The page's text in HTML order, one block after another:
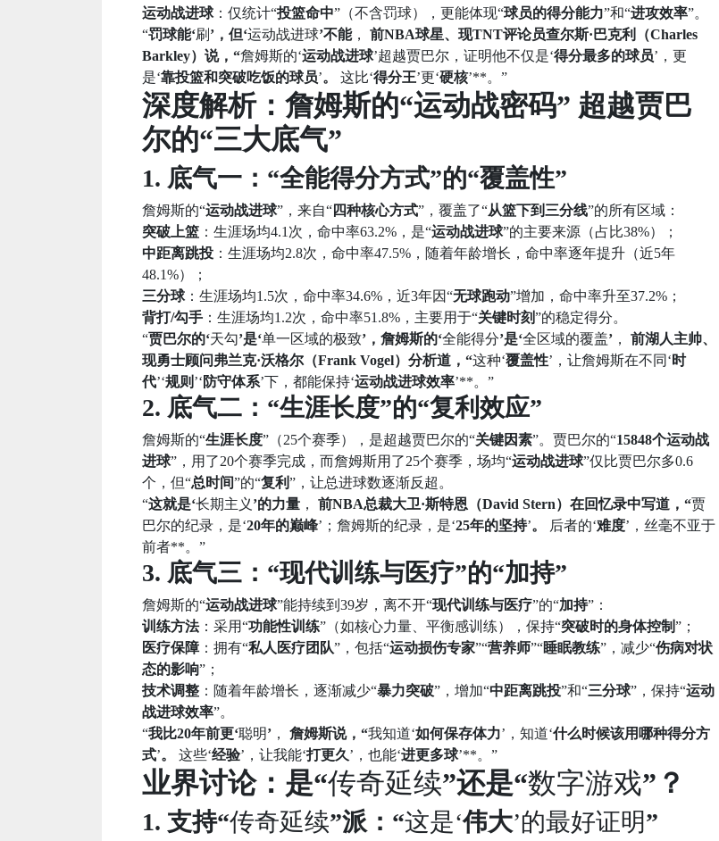
运动战进球：仅统计“投篮命中”（不含罚球），更能体现“球员的得分能力”和“进攻效率”。
“罚球能‘刷 ’，但‘运动战进球’不能，
前NBA球星、现TNT评论员查尔斯·巴克利（Charles
Barkley）说，“詹姆斯的‘运动战进球’超越贾巴尔，证明他不仅是‘得分最多的球员’，更
是‘靠投篮和突破吃饭的球员’。 这比‘得分王’更‘硬核’**。”
深度解析：詹姆斯的“运动战密码” 超越贾巴
尔的“三大底气”
1. 底气一：“全能得分方式”的“覆盖性”
詹姆斯的“运动战进球”，来自“四种核心方式”，覆盖了“从篮下到三分线”的所有区域：
突破上篮 ：生涯场均4.1次，命中率63.2%，是“运动战进球”的主要来源（占比38%）；
中距离跳投 ：生涯场均2.8次，命中率47.5%，随着年龄增长，命中率逐年提升（近5年
48.1%）；
三分球：生涯场均1.5次，命中率34.6%，近3年因“无球跑动”增加，命中率升至37.2%；
背打/勾手 ：生涯场均1.2次，命中率51.8%，主要用于“关键时刻”的稳定得分。
“贾巴尔的‘天勾’是‘单一区域的极致’，詹姆斯的‘全能得分’是‘全区域的覆盖’ ，
前湖人主帅、
现勇士顾问弗兰克·沃格尔（Frank Vogel）分析道，“这种‘覆盖性’，让詹姆斯在不同‘ 时
代’‘规则 ’‘ 防守体系’下，都能保持‘运动战进球效率’**。”
2. 底气二：“生涯长度”的“复利效应”
詹姆斯的“生涯长度”（25个赛季），是超越贾巴尔的“关键因素”。贾巴尔的“15848个运动战
进球”，用了20个赛季完成，而詹姆斯用了25个赛季，场均“运动战进球”仅比贾巴尔多0.6
个，但“总时间”的“复利”，让总进球数逐渐反超。
“这就是‘长期主义 ’的力量 ， 前NBA总裁大卫·斯特恩（David Stern）在回忆录中写道，“贾
巴尔的纪录，是‘20年的巅峰’；詹姆斯的纪录，是‘25年的坚持’。 后者的‘难度’，丝毫不亚于
前者**。”
3. 底气三：“现代训练与医疗”的“加持”
詹姆斯的“运动战进球”能持续到39岁，离不开“现代训练与医疗”的“加持”：
训练方法：采用“功能性训练”（如核心力量、平衡感训练），保持“突破时的身体控制”；
医疗保障：拥有“私人医疗团队”，包括“运动损伤专家”“营养师”“睡眠教练”，减少“伤病对状
态的影响”；
技术调整 ：随着年龄增长，逐渐减少“暴力突破”，增加“中距离跳投”和“三分球”，保持“运动
战进球效率”。
“我比20年前更‘聪明’ ， 詹姆斯说，“我知道‘如何保存体力’，知道‘什么时候该用哪种得分方
式’。 这些‘经验’，让我能‘打更久’，也能‘进更多球’**。”
业界讨论：是“传奇延续”还是“数字游戏”？
1. 支持“传奇延续”派：“这是‘伟大’的最好证明”